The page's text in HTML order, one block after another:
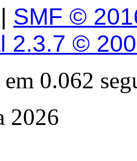
| SMF ©
2.3.7 ©
0.062
2026